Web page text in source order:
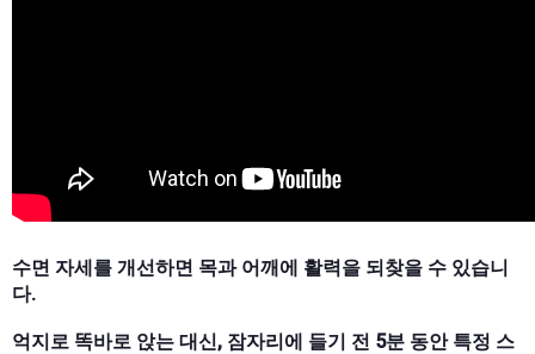
수면 자세를 개선하면 목과 어깨에 활력을 되찾을 수 있습니
다.
억지로 똑바로 앉는 대신, 잠자리에 들기 전 5분 동안 특정 스